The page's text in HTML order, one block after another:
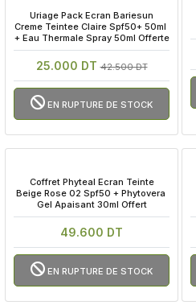
Uriage Pack Ecran Bariesun
Creme Teintee Claire Spf50+ 50ml
+ Eau Thermale Spray 50ml Offerte
25.000 DT42.500 DT
EN RUPTURE DE STOCK
Coffret Phyteal Ecran Teinte
Beige Rose 02 Spf50 + Phytovera
Gel Apaisant 30ml Offert
49.600 DT
EN RUPTURE DE STOCK